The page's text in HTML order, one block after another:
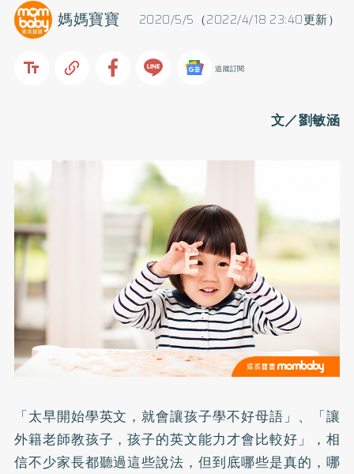
2020/5/5（2022/4/18 23:40更新）
媽媽寶寶
追蹤訂閱
文／劉敏涵
「太早開始學英文，就會讓孩子學不好母語」、「讓
外籍老師教孩子，孩子的英文能力才會比較好」，相
信不少家長都聽過這些說法，但到底哪些是真的，哪